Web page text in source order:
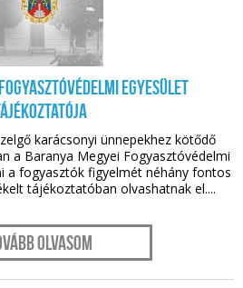
Egyesület
karácsonyi ünnepekhez kötődő
a Baranya Megyei Fogyasztóvédelmi
a fogyasztók figyelmét néhány fontos
tájékoztatóban olvashatnak el....
olvasom